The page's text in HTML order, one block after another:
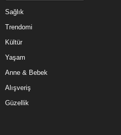
Sağlık
Trendomi
Kültür
Yaşam
Anne & Bebek
Alışveriş
Güzellik